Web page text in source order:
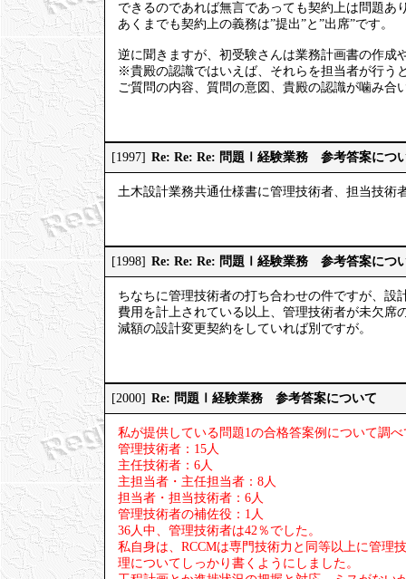
できるのであれば無言であっても契約上は問題あ
あくまでも契約上の義務は”提出”と”出席”です。
逆に聞きますが、初受験さんは業務計画書の作成
※貴殿の認識ではいえば、それらを担当者が行う
ご質問の内容、質問の意図、貴殿の認識が噛み合
[1997] Re: Re: Re: 問題Ⅰ経験業務 参考答案につ
土木設計業務共通仕様書に管理技術者、担当技術
[1998] Re: Re: Re: 問題Ⅰ経験業務 参考答案につ
ちなちに管理技術者の打ち合わせの件ですが、
費用を計上されている以上、管理技術者が未欠席
減額の設計変更契約をしていれば別ですが。
[2000] Re: 問題Ⅰ経験業務 参考答案について
私が提供している問題1の合格答案例について調
管理技術者：15人
主任技術者：6人
主担当者・主任担当者：8人
担当者・担当技術者：6人
管理技術者の補佐役：1人
36人中、管理技術者は42％でした。
私自身は、RCCMは専門技術力と同等以上に管理
理についてしっかり書くようにしました。